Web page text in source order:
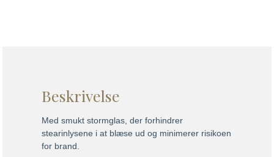
Beskrivelse
Med smukt stormglas, der forhindrer
stearinlysene i at blæse ud og minimerer risikoen
for brand.